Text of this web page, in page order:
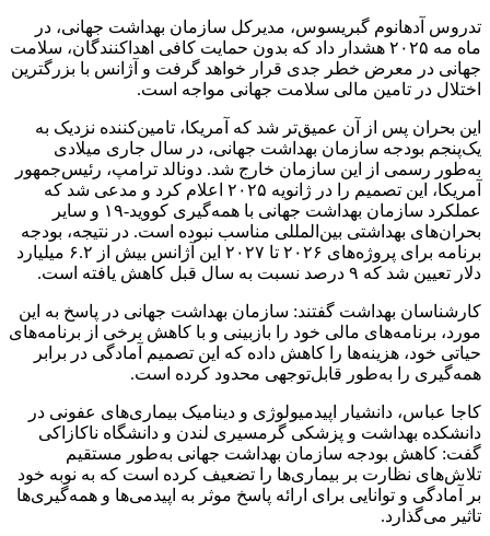
تدروس آدهانوم گبریسوس، مدیرکل سازمان بهداشت جهانی، در
ماه مه ۲۰۲۵ هشدار داد که بدون حمایت کافی اهداکنندگان، سلامت
جهانی در معرض خطر جدی قرار خواهد گرفت و آژانس با بزرگترین
اختلال در تامین مالی سلامت جهانی مواجه است.
این بحران پس از آن عمیق‌تر شد که آمریکا، تامین‌کننده نزدیک به
یک‌پنجم بودجه سازمان بهداشت جهانی، در سال جاری میلادی
به‌طور رسمی از این سازمان خارج شد. دونالد ترامپ، رئیس‌جمهور
آمریکا، این تصمیم را در ژانویه ۲۰۲۵ اعلام کرد و مدعی شد که
عملکرد سازمان بهداشت جهانی با همه‌گیری کووید‑۱۹ و سایر
بحران‌های بهداشتی بین‌المللی مناسب نبوده است. در نتیجه، بودجه
برنامه برای پروژه‌های ۲۰۲۶ تا ۲۰۲۷ این آژانس بیش از ۶.۲ میلیارد
دلار تعیین شد که ۹ درصد نسبت به سال قبل کاهش یافته است.
کارشناسان بهداشت گفتند: سازمان بهداشت جهانی در پاسخ به این
مورد، برنامه‌های مالی خود را بازبینی و با کاهش برخی از برنامه‌های
حیاتی خود، هزینه‌ها را کاهش داده که این تصمیم آمادگی در برابر
همه‌گیری را به‌طور قابل‌توجهی محدود کرده است.
کاجا عباس، دانشیار اپیدمیولوژی و دینامیک بیماری‌های عفونی در
دانشکده بهداشت و پزشکی گرمسیری لندن و دانشگاه ناکازاکی
گفت: کاهش بودجه سازمان بهداشت جهانی به‌طور مستقیم
تلاش‌های نظارت بر بیماری‌ها را تضعیف کرده است که به نوبه خود
بر آمادگی و توانایی برای ارائه پاسخ موثر به اپیدمی‌ها و همه‌گیری‌ها
تاثیر می‌گذارد.